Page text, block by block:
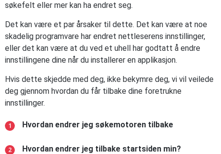
søkefelt eller mer kan ha endret seg.
Det kan være et par årsaker til dette. Det kan være at noe
skadelig programvare har endret nettleserens innstillinger,
eller det kan være at du ved et uhell har godtatt å endre
innstillingene dine når du installerer en applikasjon.
Hvis dette skjedde med deg, ikke bekymre deg, vi vil veilede
deg gjennom hvordan du får tilbake dine foretrukne
innstillinger.
Hvordan endrer jeg søkemotoren tilbake
Hvordan endrer jeg tilbake startsiden min?